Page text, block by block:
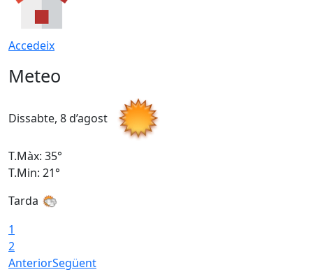
Accedeix
Meteo
Dissabte, 8 d’agost
T.Màx: 35°
T.Min: 21°
Tarda
1
2
AnteriorSegüent